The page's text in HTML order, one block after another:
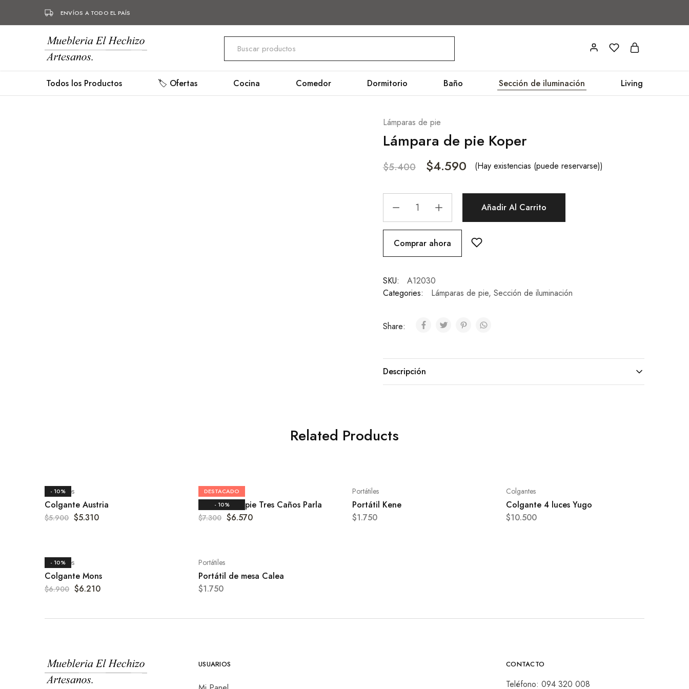
ENVÍOS A TODO EL PAÍS
Mueblería
Hechizo
Muebles
hechos
a
mueblería,
herrería.
Todos los Productos 🏷️ Ofertas Cocina Comedor Dormitorio Baño Sección de iluminación Living
Lámparas de pie
Lámpara de pie Koper
$5.400 $4.590 (Hay existencias (puede reservarse))
Añadir Al Carrito
Comprar ahora
SKU:
A12030
Categories:
Lámparas de pie, Sección de iluminación
Share:
Descripción
Related Products
- 10%
Colgantes
Colgante Austria
$5.900 $5.310
DESTACADO
- 10%
Comedor
Lámpara de pie Tres Caños Parla
$7.300 $6.570
Portátiles
Portátil Kene
$1.750
Colgantes
Colgante 4 luces Yugo
$10.500
- 10%
Colgantes
Colgante Mons
$6.900 $6.210
Portátiles
Portátil de mesa Calea
$1.750
USUARIOS CONTACTO
Teléfono: 094 320 008